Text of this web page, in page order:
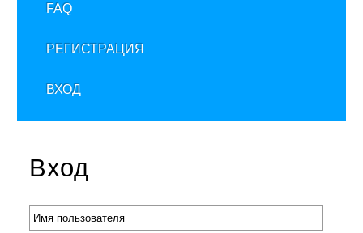
FAQ
РЕГИСТРАЦИЯ
ВХОД
Вход